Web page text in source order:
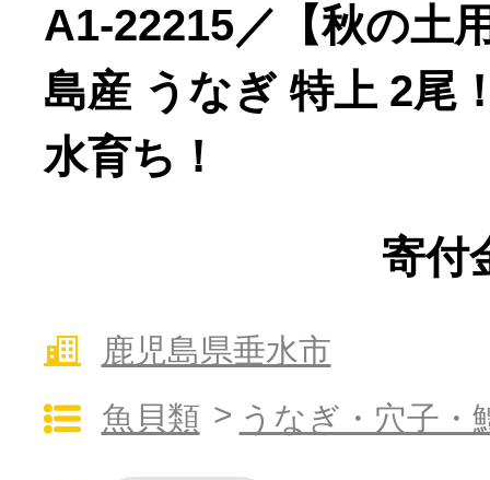
寄付上限額シミュレーション
給与所得者版
個人事業主・フリーラン
個人事業・フリーランス
A1-22215／【秋の土
島産 うなぎ 特上 2尾
水育ち！
寄付
鹿児島県垂水市
魚貝類
うなぎ・穴子・